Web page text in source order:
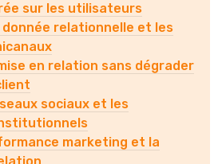
sur les utilisateurs
relationnelle et les
en relation sans dégrader
sociaux et les
marketing et la